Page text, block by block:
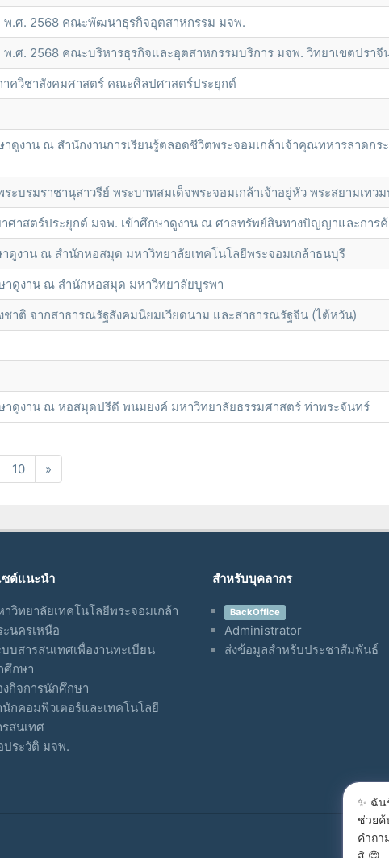
พ.ศ. 2568 คณะพัฒนาธุรกิจอุตสาหกรรม มจพ.
.ศ. 2568 คณะบริหารธุรกิจและอุตสาหกรรมบริการ มจพ. วิทยาเขตปราจี
ควิชาสังคมศาสตร์ คณะศิลปศาสตร์ประยุกต์
ดูงาน ณ สำนักงานการเรียนรู้ตลอดชีวิตพระจอมเกล้าเจ้าคุณทหารลาดก
ะบรมราชานุสาวรีย์ พระบาทสมเด็จพระจอมเกล้าเจ้าอยู่หัว พระสยามเท
าสตร์ประยุกต์ มจพ. เข้าศึกษาดูงาน ณ ศาลทรัพย์สินทางปัญญาและการค้
ดูงาน ณ สำนักหอสมุด มหาวิทยาลัยเทคโนโลยีพระจอมเกล้าธนบุรี
าดูงาน ณ สำนักหอสมุด มหาวิทยาลัยบูรพา
าติ จากสาธารณรัฐสังคมนิยมเวียดนาม และสาธารณรัฐจีน (ไต้หวัน)
ดูงาน ณ หอสมุดปรีดี พนมยงค์ มหาวิทยาลัยธรรมศาสตร์ ท่าพระจันทร์
10 »
ซต์แนะนำ
าวิทยาลัยเทคโนโลยีพระจอมเกล้า
ะนครเหนือ
บบสารสนเทศเพื่องานทะเบียน
ศึกษา
งกิจการนักศึกษา
นักคอมพิวเตอร์และเทคโนโลยี
รสนเทศ
ประวัติ มจพ.
สำหรับบุคลากร
BackOffice
Administrator
ส่งข้อมูลสำหรับประชาสัมพันธ์
Server
✨ ฉัน
ช่วยค้
คำถา